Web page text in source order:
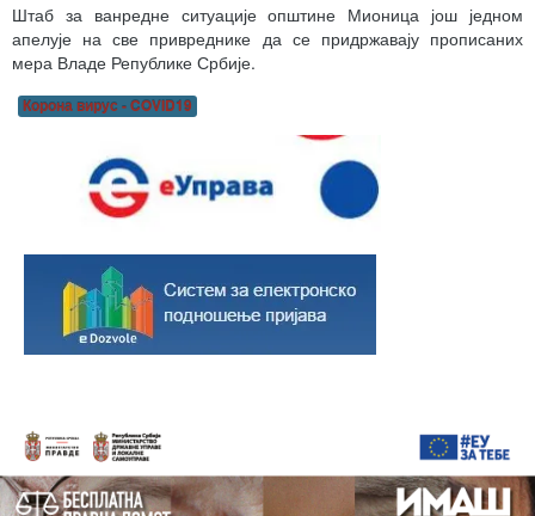
Штаб за ванредне ситуације општине Мионица још једном
апелује на све привреднике да се придржавају прописаних
мера Владе Републике Србије.
Корона вирус - COVID19